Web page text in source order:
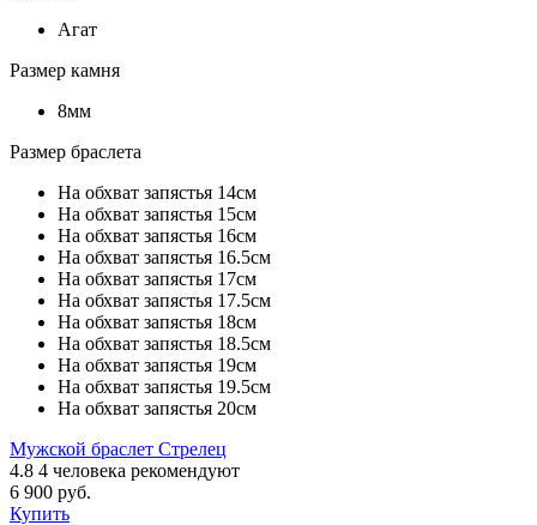
Агат
Размер камня
8мм
Размер браслета
На обхват запястья 14см
На обхват запястья 15см
На обхват запястья 16см
На обхват запястья 16.5см
На обхват запястья 17см
На обхват запястья 17.5см
На обхват запястья 18см
На обхват запястья 18.5см
На обхват запястья 19см
На обхват запястья 19.5см
На обхват запястья 20см
Мужской браслет Стрелец
4.8 4 человека рекомендуют
6 900 руб.
Купить